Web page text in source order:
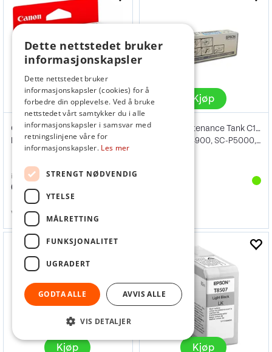
Kjøp
Canon PFI-1000 photo black
inkl. mva
669,-
Varenr 109513
Kjøp
Epson Maintenance Tank C13T619000
Passer til SP4900, SC-P5000, SC-P5300
Kjøp Kjøp
Dette nettstedet bruker
informasjonskapsler
Dette nettstedet bruker
informasjonskapsler (cookies) for å
forbedre din opplevelse. Ved å bruke
nettstedet vårt samtykker du i alle
informasjonskapsler i samsvar med
retningslinjene våre for
informasjonskapsler. Les mer
STRENGT NØDVENDIG
YTELSE
MÅLRETTING
FUNKSJONALITET
UGRADERT
GODTA ALLE AVVIS ALLE
VIS DETALJER